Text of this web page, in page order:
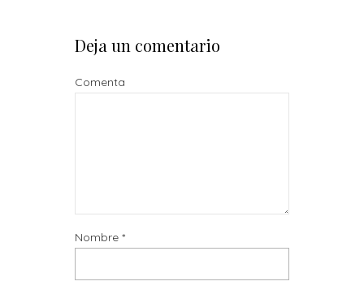
Deja un comentario
Comenta
Nombre *